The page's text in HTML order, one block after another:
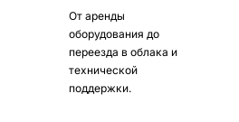
От аренды
оборудования до
переезда в облака и
технической
поддержки.